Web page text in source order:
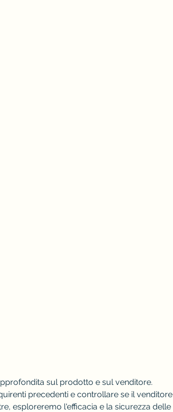
precedenti e controllare se il venditore
esploreremo l'efficacia e la sicurezza delle